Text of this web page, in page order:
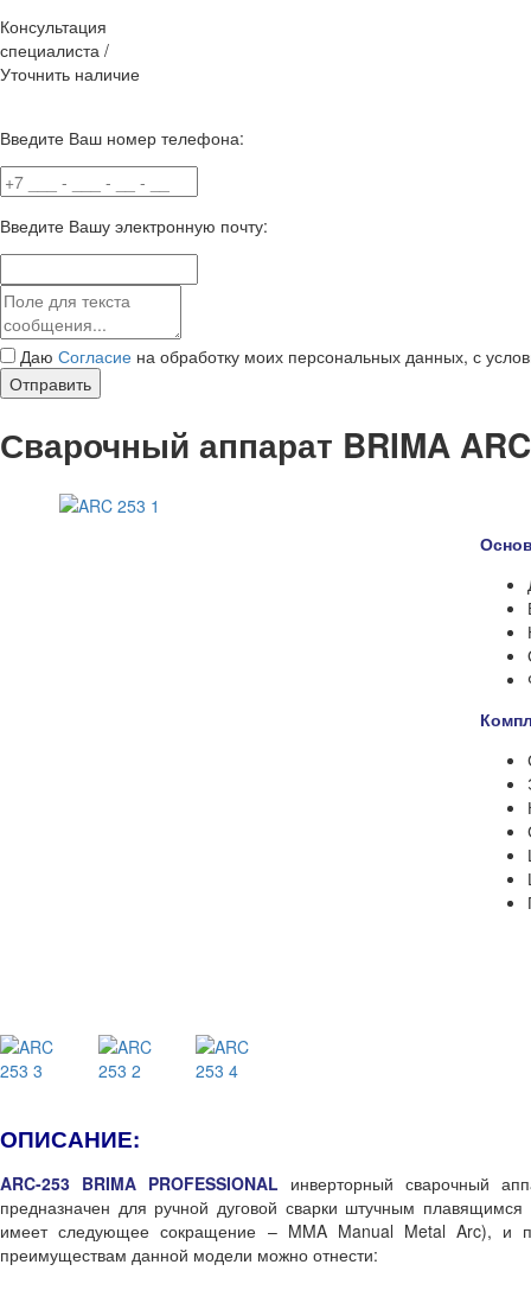
Консультация
специалиста /
Уточнить наличие
Введите Ваш номер телефона:
Введите Вашу электронную почту:
Даю Согласие на обработку моих персональных данных, с
Отправить
Сварочный аппарат BRIMA
ОПИСАНИЕ:
ARC-253 BRIMA PROFESSIONAL инверторный сварочный
предназначен для ручной дуговой сварки штучным
имеет следующее сокращение – MMA Manual Metal Arc), и
преимуществам данной модели можно отнести: